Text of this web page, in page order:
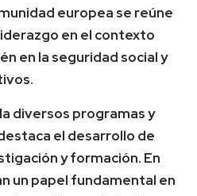
europea se reúne
en el contexto
en la seguridad social y
diversos programas y
el desarrollo de
y formación. En
un papel fundamental en